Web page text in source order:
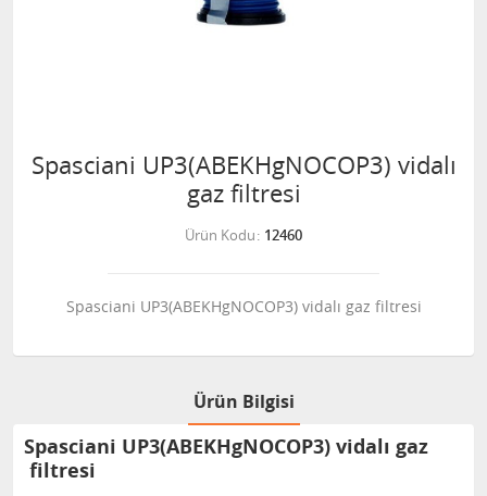
Spasciani UP3(ABEKHgNOCOP3) vidalı
gaz filtresi
Ürün Kodu 12460
Spasciani UP3(ABEKHgNOCOP3) vidalı gaz filtresi
Ürün Bilgisi
Spasciani UP3(ABEKHgNOCOP3) vidalı gaz
filtresi